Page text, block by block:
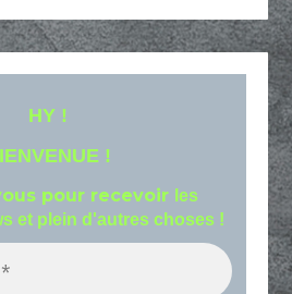
HY !
!
pour recevoir les
et plein d'autres choses !